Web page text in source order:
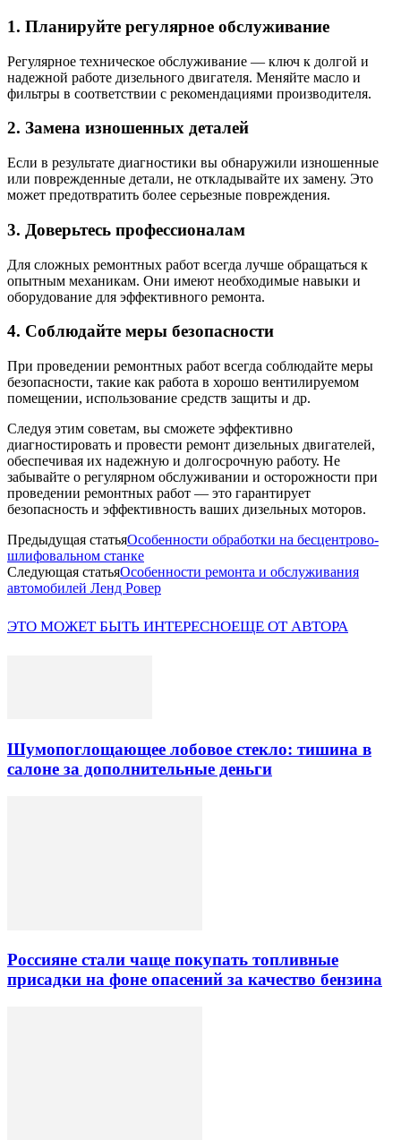
1. Планируйте регулярное обслуживание
Регулярное техническое обслуживание — ключ к долгой и
надежной работе дизельного двигателя. Меняйте масло и
фильтры в соответствии с рекомендациями производителя.
2. Замена изношенных деталей
Если в результате диагностики вы обнаружили изношенные
или поврежденные детали, не откладывайте их замену. Это
может предотвратить более серьезные повреждения.
3. Доверьтесь профессионалам
Для сложных ремонтных работ всегда лучше обращаться к
опытным механикам. Они имеют необходимые навыки и
оборудование для эффективного ремонта.
4. Соблюдайте меры безопасности
При проведении ремонтных работ всегда соблюдайте меры
безопасности, такие как работа в хорошо вентилируемом
помещении, использование средств защиты и др.
Следуя этим советам, вы сможете эффективно
диагностировать и провести ремонт дизельных двигателей,
обеспечивая их надежную и долгосрочную работу. Не
забывайте о регулярном обслуживании и осторожности при
проведении ремонтных работ — это гарантирует
безопасность и эффективность ваших дизельных моторов.
Предыдущая статьяОсобенности обработки на бесцентрово-
шлифовальном станке
Следующая статьяОсобенности ремонта и обслуживания
автомобилей Ленд Ровер
ЭТО МОЖЕТ БЫТЬ ИНТЕРЕСНОЕЩЕ ОТ АВТОРА
Шумопоглощающее лобовое стекло: тишина в
салоне за дополнительные деньги
Россияне стали чаще покупать топливные
присадки на фоне опасений за качество бензина